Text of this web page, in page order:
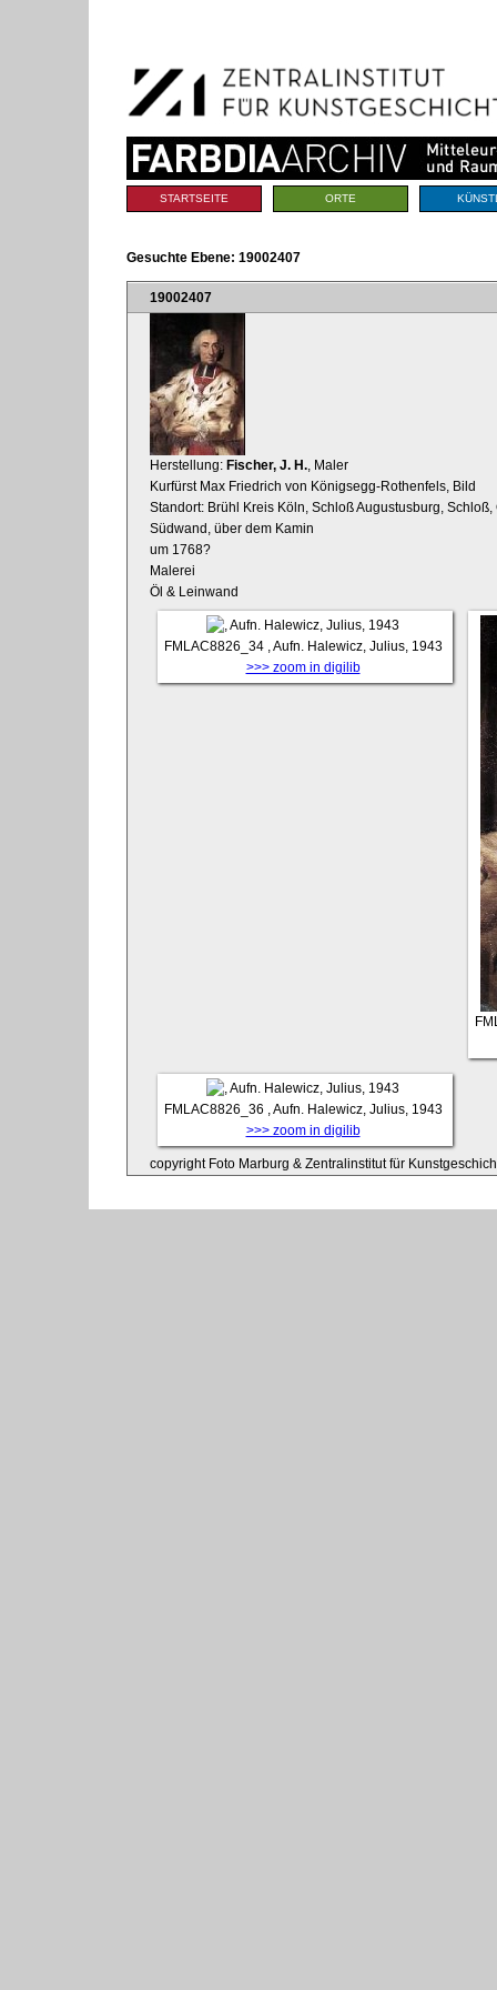
Navigation
Sektionen
STARTSEITE ORTE
Gesuchte Ebene: 19002407
19002407
Herstellung: Fischer, J. H. , Maler
Kurfürst Max Friedrich von Königsegg-Rothenfels, Bild
Standort: Brühl Kreis Köln, Schloß Augustusburg,
Südwand, über dem Kamin
um 1768?
Malerei
Öl & Leinwand
FMLAC8826_34
, Aufn. Halewicz, Julius, 1943
>>> zoom in digilib
FMLAC8826_36
, Aufn. Halewicz, Julius, 1943
>>> zoom in digilib
copyright Foto Marburg & Zentralinstitut für